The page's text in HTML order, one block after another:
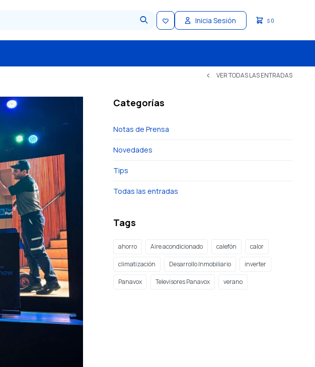
$ 0
VER TODAS LAS ENTRADAS
Categorías
Notas de Prensa
Novedades
Tips
Todas las entradas
Tags
ahorro Aire acondicionado calefón calor
climatización Desarrollo Inmobiliario inverter
Panavox Televisores Panavox verano